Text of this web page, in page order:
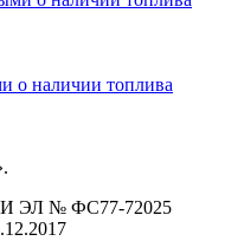
о наличии топлива
ЭЛ № ФС77-72025